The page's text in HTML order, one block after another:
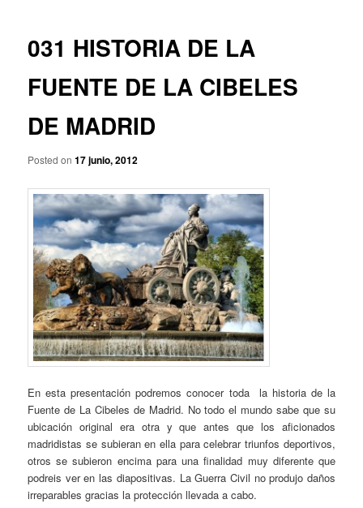
e
n
t
r
a
d
a
s
031 HISTORIA DE LA
FUENTE DE LA CIBELES
DE MADRID
Posted on17 junio, 2012
En esta presentación podremos conocer toda la historia de la
Fuente de La Cibeles de Madrid. No todo el mundo sabe que su
ubicación original era otra y que antes que los aficionados
madridistas se subieran en ella para celebrar triunfos deportivos,
otros se subieron encima para una finalidad muy diferente que
podreis ver en las diapositivas. La Guerra Civil no produjo daños
irreparables gracias la protección llevada a cabo.